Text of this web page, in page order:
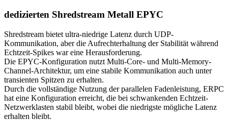
dedizierten Shredstream Metall EPYC
Shredstream bietet ultra-niedrige Latenz durch UDP-
Kommunikation, aber die Aufrechterhaltung der Stabilität während
Echtzeit-Spikes war eine Herausforderung.
Die EPYC-Konfiguration nutzt Multi-Core- und Multi-Memory-
Channel-Architektur, um eine stabile Kommunikation auch unter
transienten Spitzen zu erhalten.
Durch die vollständige Nutzung der parallelen Fadenleistung, ERPC
hat eine Konfiguration erreicht, die bei schwankenden Echtzeit-
Netzwerklasten stabil bleibt, wobei die niedrigste mögliche Latenz
erhalten bleibt.